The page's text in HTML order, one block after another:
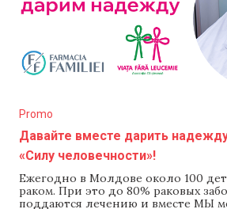
Promo
Давайте вместе дарить
«Силу человечности»!
Ежегодно в Молдове около 100
раком. При это до 80% раковых
поддаются лечению и вместе МЫ